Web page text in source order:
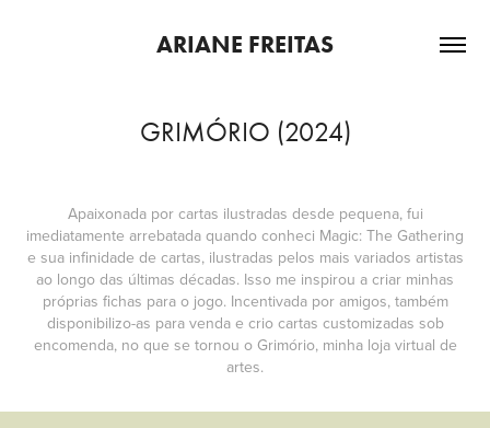
ARIANE FREITAS
GRIMÓRIO (2024)
Apaixonada por cartas ilustradas desde pequena, fui
imediatamente arrebatada quando conheci Magic: The Gathering
e sua infinidade de cartas, ilustradas pelos mais variados artistas
ao longo das últimas décadas. Isso me inspirou a criar minhas
próprias fichas para o jogo. Incentivada por amigos, também
disponibilizo-as para venda e crio cartas customizadas sob
encomenda, no que se tornou o Grimório, minha loja virtual de
artes.